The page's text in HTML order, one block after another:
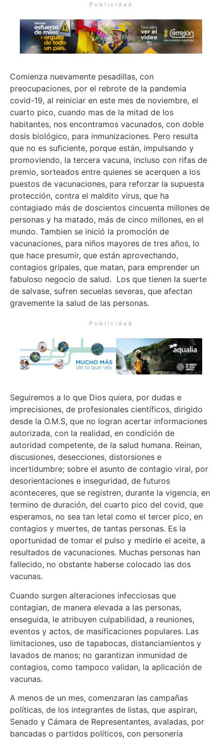
Publicidad
Comienza nuevamente pesadillas, con
preocupaciones, por el rebrote de la pandemia
covid-19, al reiniciar en este mes de noviembre, el
cuarto pico, cuando mas de la mitad de los
habitantes, nos encontramos vacunados, con doble
dosis biológico, para inmunizaciones. Pero resulta
que no es suficiente, porque están, impulsando y
promoviendo, la tercera vacuna, incluso con rifas de
premio, sorteados entre quienes se acerquen a los
puestos de vacunaciones, para reforzar la supuesta
protección, contra el maldito virus, que ha
contagiado más de doscientos cincuenta millones de
personas y ha matado, más de cinco millones, en el
mundo. Tambien se inició la promoción de
vacunaciones, para niños mayores de tres años, lo
que hace presumir, que están aprovechando,
contagios gripales, que matan, para emprender un
fabuloso negocio de salud. Los que tienen la suerte
de salvase, sufren secuelas severas, que afectan
gravemente la salud de las personas.
Publicidad
Seguiremos a lo que Dios quiera, por dudas e
imprecisiones, de profesionales científicos, dirigido
desde la O.M.S, que no logran acertar informaciones
autorizada, con la realidad, en condición de
autoridad competente, de la salud humana. Reinan,
discusiones, desecciones, distorsiones e
incertidumbre; sobre el asunto de contagio viral, por
desorientaciones e inseguridad, de futuros
aconteceres, que se registren, durante la vigencia, en
termino de duración, del cuarto pico del covid, que
esperamos, no sea tan letal como el tercer pico, en
contagios y muertes, de tantas personas. Es la
oportunidad de tomar el pulso y medirle el aceite, a
resultados de vacunaciones. Muchas personas han
fallecido, no obstante haberse colocado las dos
vacunas.
Cuando surgen alteraciones infecciosas que
contagian, de manera elevada a las personas,
enseguida, le atribuyen culpabilidad, a reuniones,
eventos y actos, de masificaciones populares. Las
limitaciones, uso de tapabocas, distanciamientos y
lavados de manos; no garantizan inmunidad de
contagios, como tampoco validan, la aplicación de
vacunas.
A menos de un mes, comenzaran las campañas
políticas, de los integrantes de listas, que aspiran,
Senado y Cámara de Representantes, avaladas, por
bancadas o partidos políticos, con personería